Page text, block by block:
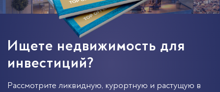
Ищете недвижимость для
инвестиций?
Рассмотрите ликвидную, курортную и растущую в